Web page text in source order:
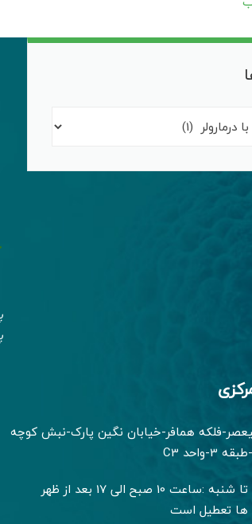
فلکه همافر-خیابان نگین پارک-نبش کوچه
10 صبح الی 17 بعد از ظهر
ها تعطیل است